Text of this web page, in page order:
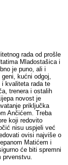
rada od prošle
Mladostašica i
je puno, ali i
kućni odgoj,
kvaliteta rada te
trenera i ostalih
novost je
priključka
Ančićem. Treba
koji redovito
nisu uspjeli već
ovisi najviše o
Matićem i
će biti spremni
prvenstvu.